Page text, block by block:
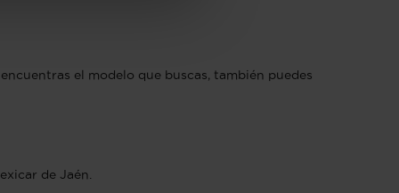
el modelo que buscas, también puedes
de Jaén.